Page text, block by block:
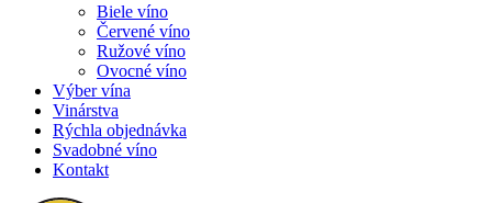
Biele víno
Červené víno
Ružové víno
Ovocné víno
Výber vína
Vinárstva
Rýchla objednávka
Svadobné víno
Kontakt